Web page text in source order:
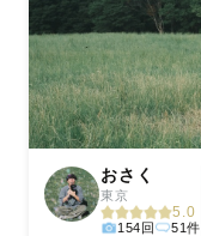
おさく
東京
5.0
154回 51件